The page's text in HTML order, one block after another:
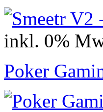
inkl. 0%
Poker